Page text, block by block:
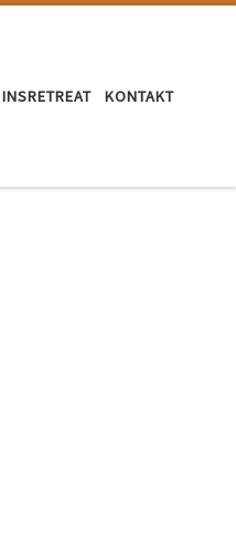
INSRETREAT KONTAKT